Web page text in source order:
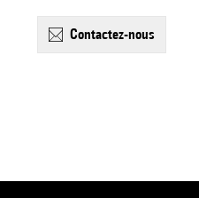
contactez-nous